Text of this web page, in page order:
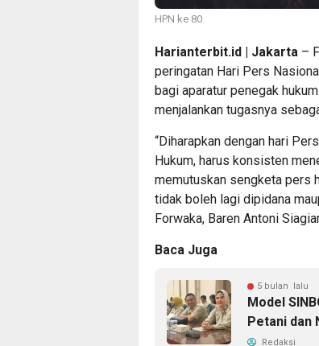
HPN ke 80
Harianterbit.id | Jakarta –
peringatan Hari Pers
bagi aparatur penegak
menjalankan tugasnya
“Diharapkan dengan hari
Hukum, harus konsisten
memutuskan sengketa pers
tidak boleh lagi dipidana
Forwaka, Baren Antoni
Baca Juga
5 bulan lalu
Model
Petani dan
Redaksi